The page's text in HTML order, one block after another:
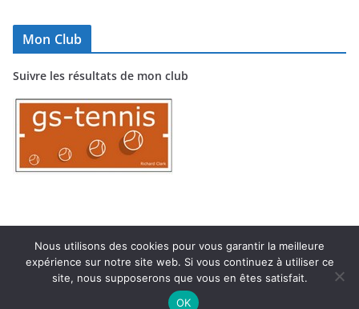
Mon Club
Suivre les résultats de mon club
Copyright © 2026TC MARIGNANE. Tous droits réservés.
par ThemeGrill. Propulsé par
Nous utilisons des cookies pour vous garantir la meilleure
expérience sur notre site web. Si vous continuez à utiliser ce
site, nous supposerons que vous en êtes satisfait.
OK